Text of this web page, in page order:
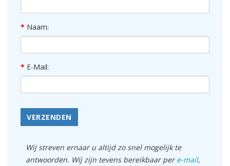
Naam:
E-Mail:
VERZENDEN
Wij streven ernaar u altijd zo snel mogelijk te
antwoorden. Wij zijn tevens bereikbaar pere-mail,